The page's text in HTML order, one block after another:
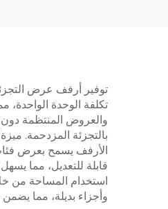
توفير أرفف عرض
تكلفة الوحدة الواحدة،
والعروض المنتظمة دون
بالتجزئة المزدحمة.
الأرفف يسمح بعرض فئات
قابلة للتعديل، مما
استخدام المساحة من
وأجزاء بديلة، مما